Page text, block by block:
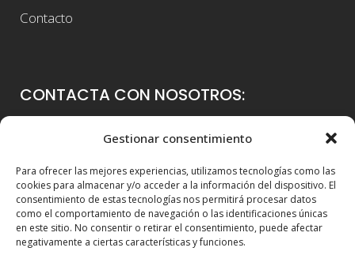
Gestionar consentimiento
Para ofrecer las mejores experiencias, utilizamos tecnologías como las
cookies para almacenar y/o acceder a la información del dispositivo. El
consentimiento de estas tecnologías nos permitirá procesar datos
como el comportamiento de navegación o las identificaciones únicas
en este sitio. No consentir o retirar el consentimiento, puede afectar
negativamente a ciertas características y funciones.
Contacto
CONTACTA CON NOSOTROS:
Colegio Guadalaviar
46021 Valencia
96 339 36 00
info@colegioguadalaviar.es